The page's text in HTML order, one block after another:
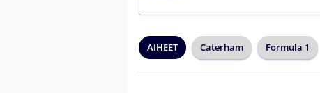
AIHEET Caterham Formula 1